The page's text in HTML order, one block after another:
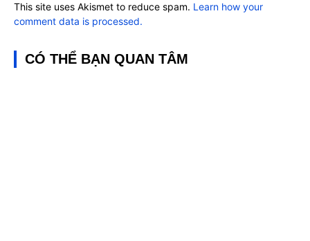
This site uses Akismet to reduce spam. Learn how your
comment data is processed.
CÓ THỂ BẠN QUAN TÂM